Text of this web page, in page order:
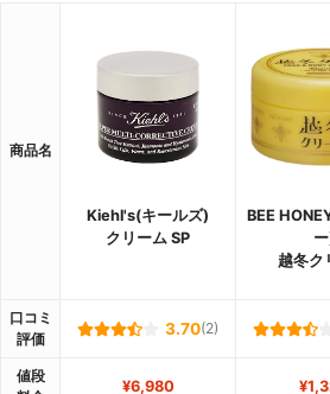
商品名
Kiehl's(キールズ)
クリーム SP
BEE
越冬ク
口コミ
評価
3.70(2)
値段
¥6,980